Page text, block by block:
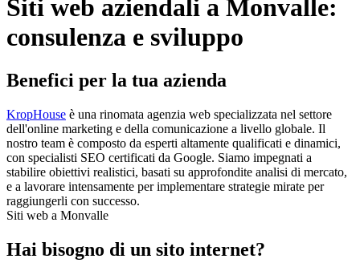
Siti web aziendali a Monvalle:
consulenza e sviluppo
Benefici per la tua azienda
KropHouse è una rinomata agenzia web specializzata nel settore
dell'online marketing e della comunicazione a livello globale. Il
nostro team è composto da esperti altamente qualificati e dinamici,
con specialisti SEO certificati da Google. Siamo impegnati a
stabilire obiettivi realistici, basati su approfondite analisi di mercato,
e a lavorare intensamente per implementare strategie mirate per
raggiungerli con successo.
Siti web a Monvalle
Hai bisogno di un sito internet?